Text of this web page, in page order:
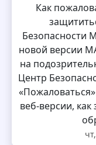
Как
Безопасности
новой версии
на
Центр
веб-версии, как